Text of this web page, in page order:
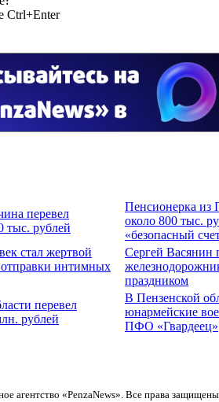
Ctrl+Enter
перевел
тыс. рублей
Пенсионерка из
около 800 тыс.
«безопасный
стал жертвой
отправки интимных
Сергей Васянин
праздником
перевел
рублей
В Пензенской
юнармейские
ПФО «Гвардеец»
агентство «PenzaNews». Все права